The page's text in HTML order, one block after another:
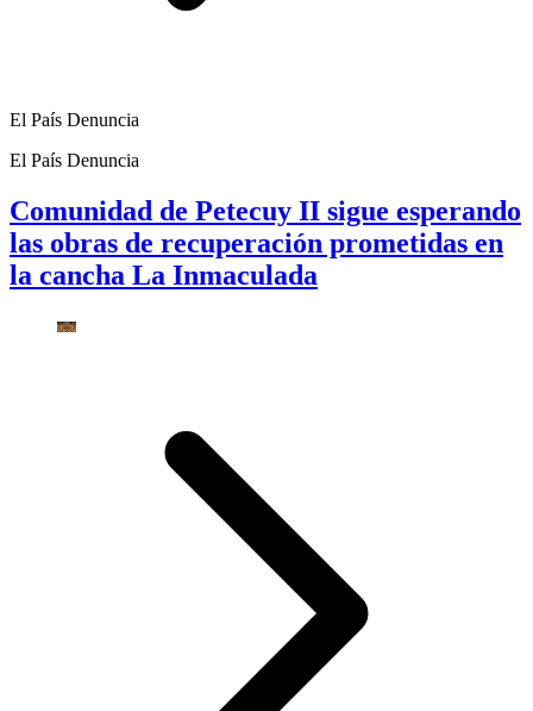
El País Denuncia
El País Denuncia
Comunidad de Petecuy II sigue esperando
las obras de recuperación prometidas en
la cancha La Inmaculada